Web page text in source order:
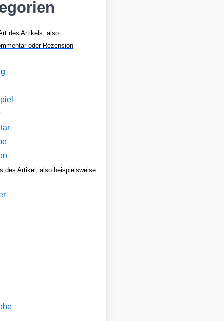
des Artikels, also
oder Rezension
des Artikel, also beispielsweise